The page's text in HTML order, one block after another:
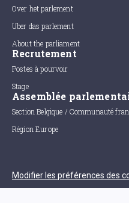
Over het parlement
Uber das parlement
About the parliament
Recrutement
Postes à pourvoir
Stage
Assemblée
Section Belgique / Communauté
Région Europe
Modifier les préférences des